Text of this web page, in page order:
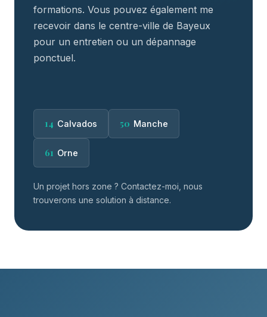
formations. Vous pouvez également me
recevoir dans le centre-ville de Bayeux
pour un entretien ou un dépannage
ponctuel.
14 Calvados 50 Manche
61 Orne
Un projet hors zone ? Contactez-moi, nous
trouverons une solution à distance.